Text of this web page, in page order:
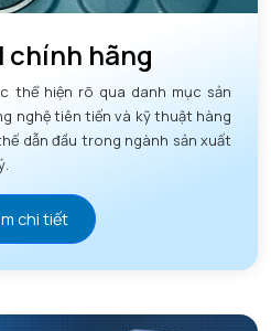
chính hãng
thể hiện rõ qua danh mục sản
nghệ tiên tiến và kỹ thuật hàng
dẫn đầu trong ngành sản xuất
chi tiết